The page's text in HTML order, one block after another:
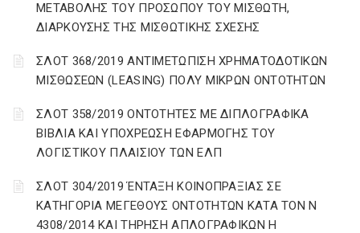
ΜΕΤΑΒΟΛΗΣ ΤΟΥ ΠΡΟΣΩΠΟΥ ΤΟΥ ΜΙΣΘΩΤΗ,
ΔΙΑΡΚΟΥΣΗΣ ΤΗΣ ΜΙΣΘΩΤΙΚΗΣ ΣΧΕΣΗΣ
ΣΛΟΤ 368/2019 ΑΝΤΙΜΕΤΩΠΙΣΗ ΧΡΗΜΑΤΟΔΟΤΙΚΩΝ
ΜΙΣΘΩΣΕΩΝ (LEASING) ΠΟΛΥ ΜΙΚΡΩΝ ΟΝΤΟΤΗΤΩΝ
ΣΛΟΤ 358/2019 ΟΝΤΟΤΗΤΕΣ ΜΕ ΔΙΠΛΟΓΡΑΦΙΚΑ
ΒΙΒΛΙΑ ΚΑΙ ΥΠΟΧΡΕΩΣΗ ΕΦΑΡΜΟΓΗΣ ΤΟΥ
ΛΟΓΙΣΤΙΚΟΥ ΠΛΑΙΣΙΟΥ ΤΩΝ ΕΛΠ
ΣΛΟΤ 304/2019 ΈΝΤΑΞΗ ΚΟΙΝΟΠΡΑΞΙΑΣ ΣΕ
ΚΑΤΗΓΟΡΙΑ ΜΕΓΕΘΟΥΣ ΟΝΤΟΤΗΤΩΝ ΚΑΤΑ ΤΟΝ Ν
4308/2014 ΚΑΙ ΤΗΡΗΣΗ ΑΠΛΟΓΡΑΦΙΚΩΝ Η